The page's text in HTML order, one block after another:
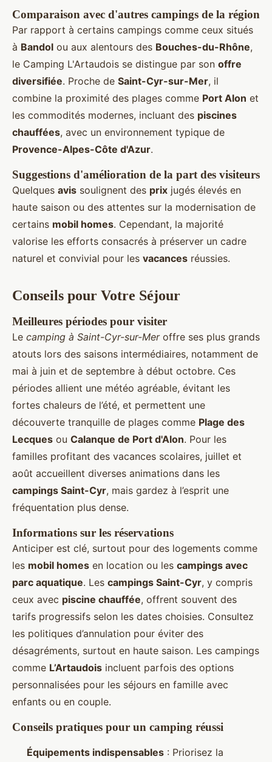
Comparaison avec d'autres campings de la région
Par rapport à certains campings comme ceux situés
à Bandol ou aux alentours des Bouches-du-Rhône,
le Camping L'Artaudois se distingue par son offre
diversifiée. Proche de Saint-Cyr-sur-Mer, il
combine la proximité des plages comme Port Alon et
les commodités modernes, incluant des piscines
chauffées, avec un environnement typique de
Provence-Alpes-Côte d'Azur.
Suggestions d'amélioration de la part des visiteurs
Quelques avis soulignent des prix jugés élevés en
haute saison ou des attentes sur la modernisation de
certains mobil homes. Cependant, la majorité
valorise les efforts consacrés à préserver un cadre
naturel et convivial pour les vacances réussies.
Conseils pour Votre Séjour
Meilleures périodes pour visiter
Le camping à Saint-Cyr-sur-Meroffre ses plus grands
atouts lors des saisons intermédiaires, notamment de
mai à juin et de septembre à début octobre. Ces
périodes allient une météo agréable, évitant les
fortes chaleurs de l’été, et permettent une
découverte tranquille de plages comme Plage des
Lecques ou Calanque de Port d'Alon. Pour les
familles profitant des vacances scolaires, juillet et
août accueillent diverses animations dans les
campings Saint-Cyr, mais gardez à l’esprit une
fréquentation plus dense.
Informations sur les réservations
Anticiper est clé, surtout pour des logements comme
les mobil homes en location ou les campings avec
parc aquatique. Les campings Saint-Cyr, y compris
ceux avec piscine chauffée, offrent souvent des
tarifs progressifs selon les dates choisies. Consultez
les politiques d’annulation pour éviter des
désagréments, surtout en haute saison. Les campings
comme L’Artaudois incluent parfois des options
personnalisées pour les séjours en famille avec
enfants ou en couple.
Conseils pratiques pour un camping réussi
Équipements indispensables : Priorisez la